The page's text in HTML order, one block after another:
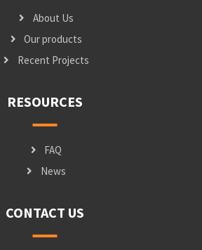
About Us
Our products
Recent Projects
RESOURCES
FAQ
News
CONTACT US